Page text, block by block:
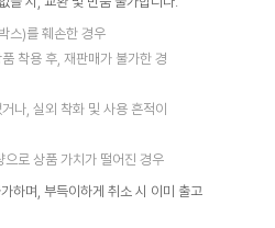
스)를 훼손한 경우
착용 후, 재판매가 불가한 경
나, 실외 착화 및 사용 흔적이
로 상품 가치가 떨어진 경우
하며, 부득이하게 취소 시 이미 출고